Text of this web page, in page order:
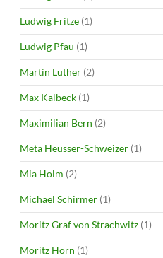
Ludwig Fritze (1)
Ludwig Pfau (1)
Martin Luther (2)
Max Kalbeck (1)
Maximilian Bern (2)
Meta Heusser-Schweizer (1)
Mia Holm (2)
Michael Schirmer (1)
Moritz Graf von Strachwitz (1)
Moritz Horn (1)